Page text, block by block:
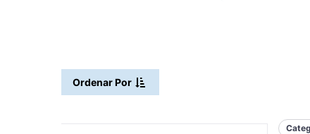
Ordenar Por